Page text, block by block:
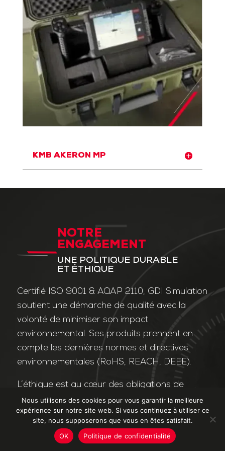
KMB AKERON MP
NOTRE
ENGAGEMENT
UNE POLITIQUE DURABLE
ET ÉTHIQUE
Certifié ISO 9001 & AQAP 2110, GDI Simulation
soutient une démarche de qualité avec la
volonté de minimiser son impact
environnemental. Ses produits prennent en
compte les dernières normes et directives
environnementales (RoHS, REACH, DEEE).
L’éthique est au cœur des obligations de
l’entreprise et de ses valeurs. Nos affaires
sont conduites dans le strict respect des
différentes lois applicables dans le domaine
de la lutte contre la corruption et le trafic
Nous utilisons des cookies pour vous garantir la meilleure
expérience sur notre site web. Si vous continuez à utiliser ce
site, nous supposerons que vous en êtes satisfait.
OK
Politique de confidentialité